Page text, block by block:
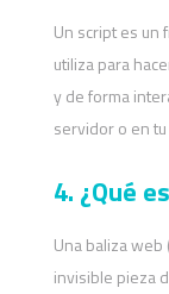
Un script es un
utiliza para
y de forma
servidor o en
4. ¿Qué
Una baliza
invisible pieza